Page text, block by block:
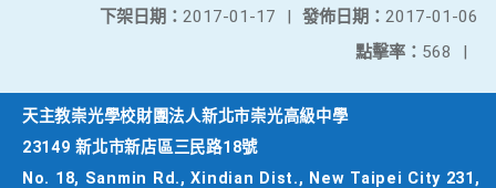
發佈日期： 2017-01-06
下架日期： 2017-01-17
|
點擊率： 568 |
天主教崇光學校財團法人新北市崇光高級中學
23149 新北市新店區三民路18號
No. 18, Sanmin Rd., Xindian Dist., New Taipei City 231,